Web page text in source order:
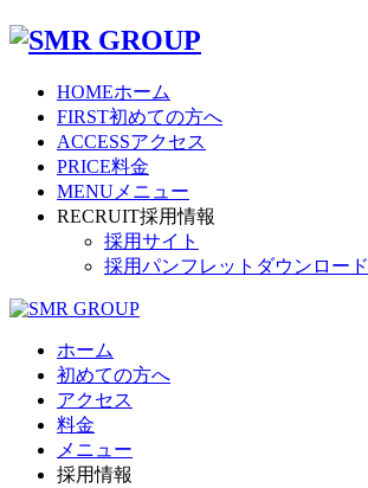
HOMEホーム
FIRST初めての方へ
ACCESSアクセス
PRICE料金
MENU メニュー
RECRUIT採用情報
採用サイト
採用パンフレットダウンロード
ホーム
初めての方へ
アクセス
料金
メニュー
採用情報